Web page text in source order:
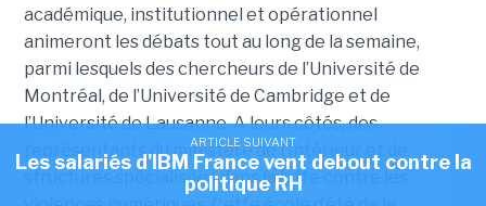
académique, institutionnel et opérationnel
animeront les débats tout au long de la semaine,
parmi lesquels des chercheurs de l’Université de
Montréal, de l’Université de Cambridge et de
l’Université de Lausanne. A leurs côtés, des
représentants du ministère de l’Intérieur et de
structures spécialisées dans la lutte contre les
ARTICLE SUIVANT
Les salariés d'IBM France vent debout contre la
politique RH